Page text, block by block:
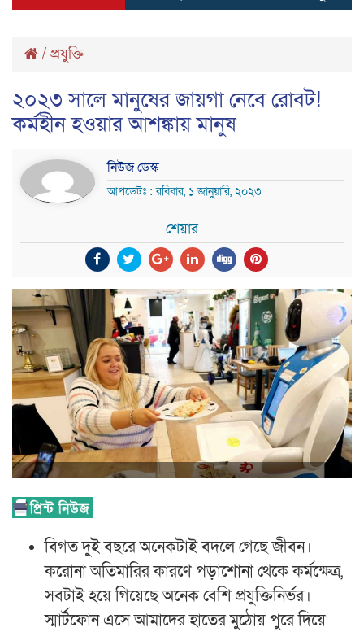
/ প্রযুক্তি
২০২৩ সালে মানুষের জায়গা নেবে রোবট!
কর্মহীন হওয়ার আশঙ্কায় মানুষ
নিউজ ডেস্ক
আপডেটঃ : রবিবার, ১ জানুয়ারি, ২০২৩
শেয়ার
বিগত দুই বছরে অনেকটাই বদলে গেছে জীবন।
করোনা অতিমারির কারণে পড়াশোনা থেকে কর্মক্ষেত্র,
সবটাই হয়ে গিয়েছে অনেক বেশি প্রযুক্তিনির্ভর।
স্মার্টফোন এসে আমাদের হাতের মুঠোয় পুরে দিয়ে